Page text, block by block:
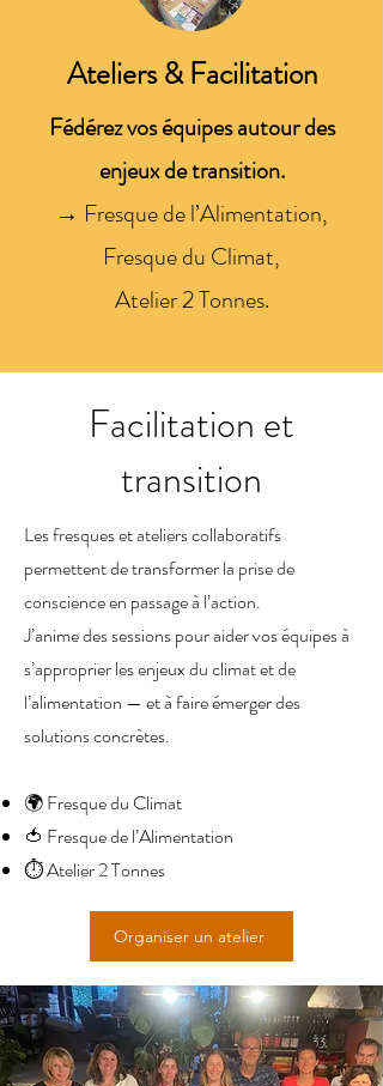
Ateliers & Facilitation
Fédérez vos équipes autour des
enjeux de transition.
→ Fresque de l’Alimentation,
Fresque du Climat,
Atelier 2 Tonnes.
Facilitation et
transition
Les fresques et ateliers collaboratifs
permettent de transformer la prise de
conscience en passage à l’action.
J’anime des sessions pour aider vos équipes à
s’approprier les enjeux du climat et de
l’alimentation — et à faire émerger des
solutions concrètes.
🌍 Fresque du Climat
🍅 Fresque de l’Alimentation
⏱️ Atelier 2 Tonnes
Organiser un atelier